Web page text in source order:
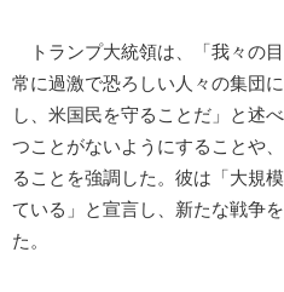
トランプ大統領は、「我々の
常に過激で恐ろしい人々の集団
し、米国民を守ることだ」と述
つことがないようにすることや
ることを強調した。彼は「大規
ている」と宣言し、新たな戦争
た。